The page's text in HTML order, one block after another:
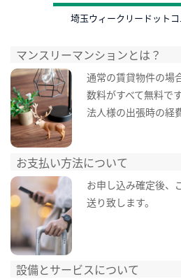
埼玉ウィークリードット
マンスリーマンションとは？
通常の賃貸物件の場
数料がすべて無料で
法人様の出張時の経
お支払い方法について
お申し込み確定後、
送り致します。
設備とサービスについて